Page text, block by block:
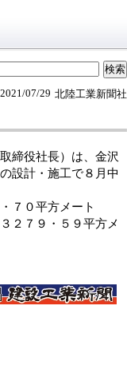
北陸工業新聞社
2021/07/29
締役社長）は、金沢
設計・施工で８月中
７０平方メート
２７９・５９平方メ